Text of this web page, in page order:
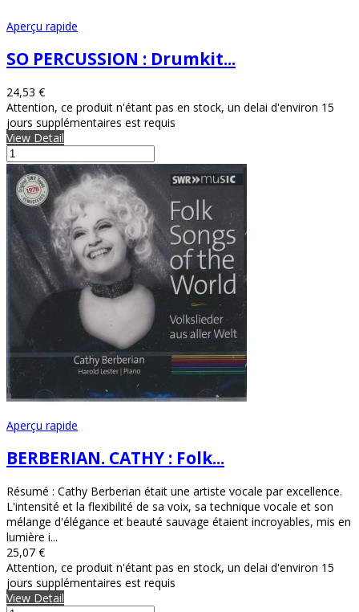
Aperçu rapide
SO PERCUSSION : Drumkit...
24,53 €
Attention, ce produit n'étant pas en stock, un delai d'environ 15
jours supplémentaires est requis
View Detail
Aperçu rapide
BERBERIAN. CATHY : Folk...
Résumé : Cathy Berberian était une artiste vocale par excellence.
L'intensité et la flexibilité de sa voix, sa technique vocale et son
mélange d'élégance et beauté sauvage étaient incroyables, mis en
lumière i...
25,07 €
Attention, ce produit n'étant pas en stock, un delai d'environ 15
jours supplémentaires est requis
View Detail